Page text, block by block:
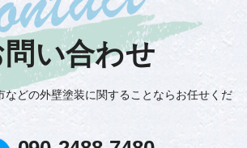
い合わせ
などの外壁塗装に関することならお任せくだ